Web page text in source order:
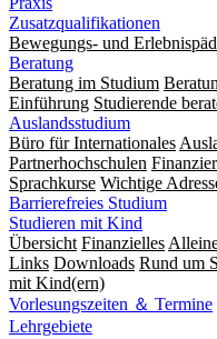
Zusatzqualifikationen
Bewegungs- und
Beratung
Beratung im Studium
Einführung Studierende
Auslandsstudium
Büro für Internationales
Partnerhochschulen
Sprachkurse Wichtige
Barrierefreies Studium
Studieren mit Kind
Übersicht Finanzielles
Links Downloads Rund um
mit Kind(ern)
Vorlesungszeiten ＆ Termine
Lehrgebiete